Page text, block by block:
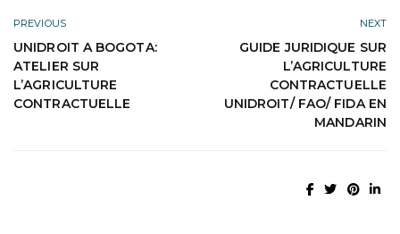
PREVIOUS
UNIDROIT A BOGOTA:
ATELIER SUR
L’AGRICULTURE
CONTRACTUELLE
NEXT
GUIDE JURIDIQUE SUR
L’AGRICULTURE
CONTRACTUELLE
UNIDROIT/ FAO/ FIDA EN
MANDARIN